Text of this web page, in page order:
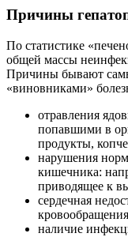
Причины
По статистике
общей массы
Причины бывают
«виновниками»
отравления
попавшими в
продукты,
нарушения
кишечника:
приводящее к
сердечная
наличие